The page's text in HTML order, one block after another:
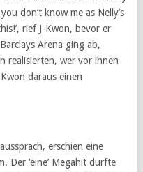
don’t know me as Nelly’s
rief J-Kwon, bevor er
Arena ging ab,
realisierten, wer vor ihnen
daraus einen
erschien eine
Der ‘eine’ Megahit durfte